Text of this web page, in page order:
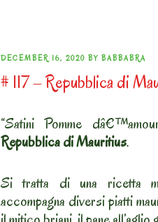
POSTED
ON
DECEMBER 16, 2020 BY BABBABRA
# 117 – Repubblica di
“Satini Pomme
Repubblica di Mauritius.
Si tratta di una ricetta
accompagna diversi piatti